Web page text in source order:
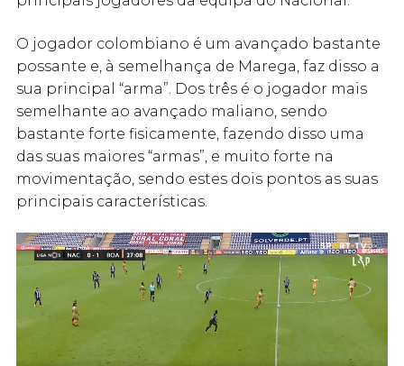
O jogador colombiano é um avançado bastante
possante e, à semelhança de Marega, faz disso a
sua principal “arma”. Dos três é o jogador mais
semelhante ao avançado maliano, sendo
bastante forte fisicamente, fazendo disso uma
das suas maiores “armas”, e muito forte na
movimentação, sendo estes dois pontos as suas
principais características.